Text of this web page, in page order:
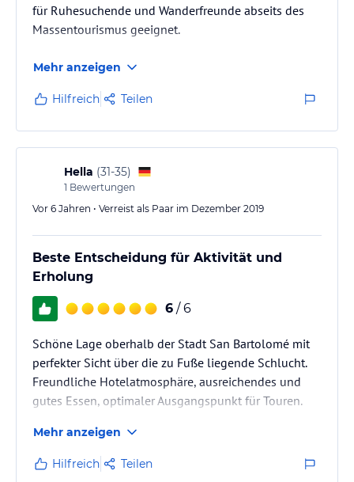
für Ruhesuchende und Wanderfreunde abseits des
Massentourismus geeignet.
Mehr anzeigen
Hilfreich Teilen
Hella (31-35)
1 Bewertungen
Vor 6 Jahren • Verreist als Paar im Dezember 2019
Beste Entscheidung für Aktivität und
Erholung
6 / 6
Schöne Lage oberhalb der Stadt San Bartolomé mit
perfekter Sicht über die zu Fuße liegende Schlucht.
Freundliche Hotelatmosphäre, ausreichendes und
gutes Essen, optimaler Ausgangspunkt für Touren.
Mehr anzeigen
Hilfreich Teilen